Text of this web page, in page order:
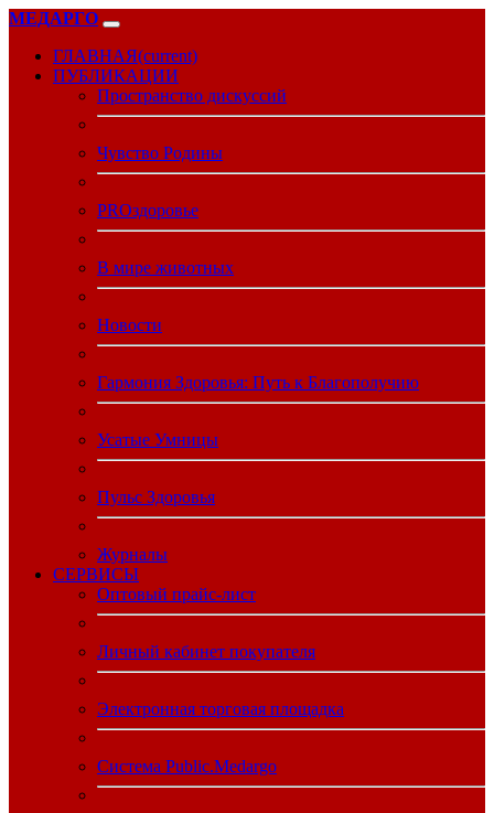
МЕДАРГО
ГЛАВНАЯ(current)
ПУБЛИКАЦИИ
Пространство дискуссий
Чувство Родины
PROздоровье
В мире животных
Новости
Гармония Здоровья: Путь к Благополучию
Усатые Умницы
Пульс Здоровья
Журналы
CЕРВИСЫ
Оптовый прайс-лист
Личный кабинет покупателя
Электронная торговая площадка
Система Public.Medargo